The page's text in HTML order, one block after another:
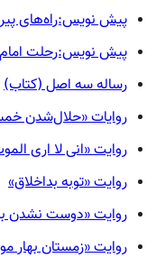
پیش نویس:راه‌های
پیش نویس:رحلت
رساله سه اصل (کتاب)
روایات «حلال‌شدن
روایت «انی لا اری
روایت «توبه بداخلاق»
روایت «دوست نشدن
روایت «زمستان بهار